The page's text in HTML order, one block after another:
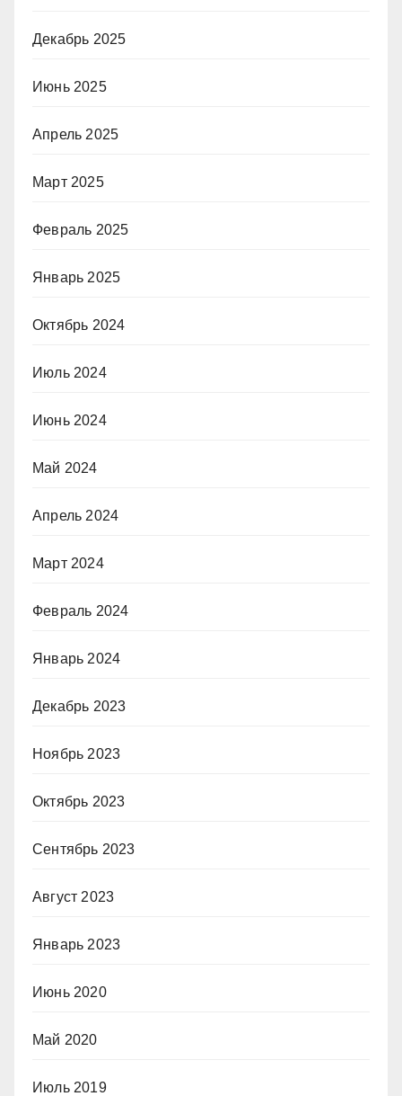
Декабрь 2025
Июнь 2025
Апрель 2025
Март 2025
Февраль 2025
Январь 2025
Октябрь 2024
Июль 2024
Июнь 2024
Май 2024
Апрель 2024
Март 2024
Февраль 2024
Январь 2024
Декабрь 2023
Ноябрь 2023
Октябрь 2023
Сентябрь 2023
Август 2023
Январь 2023
Июнь 2020
Май 2020
Июль 2019